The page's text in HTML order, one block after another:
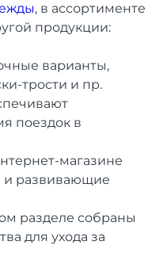
, в ассортименте
продукции:
варианты,
трости и пр.
поездок в
магазине
и развивающие
разделе собраны
для ухода за